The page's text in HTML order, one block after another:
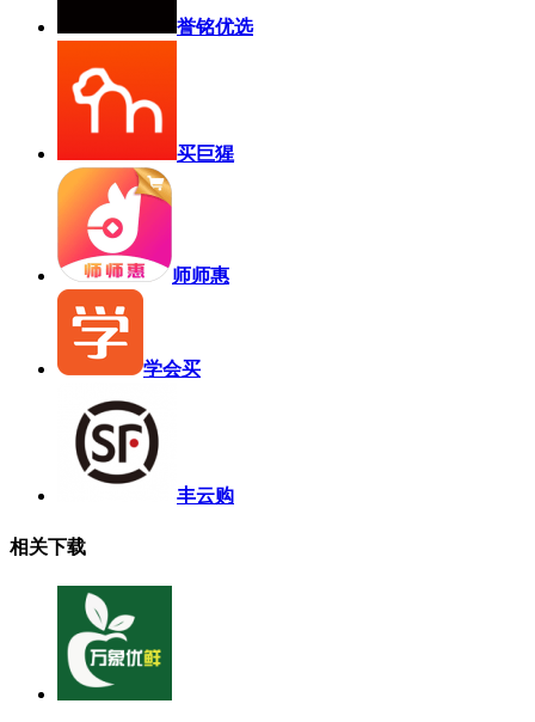
誉铭优选
买巨猩
师师惠
学会买
丰云购
相关下载